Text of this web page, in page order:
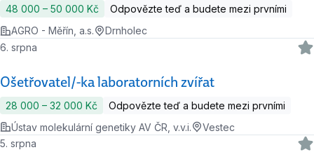
48 000 ‍–‍ 50 000 Kč
Odpovězte teď a budete mezi prvními
AGRO - Měřín, a.s.
Drnholec
Ošetřovatel/-ka laboratorních zvířat
6. srpna
28 000 ‍–‍ 32 000 Kč
Odpovězte teď a budete mezi prvními
Ústav molekulární genetiky AV ČR, v.v.i.
Vestec
5. srpna